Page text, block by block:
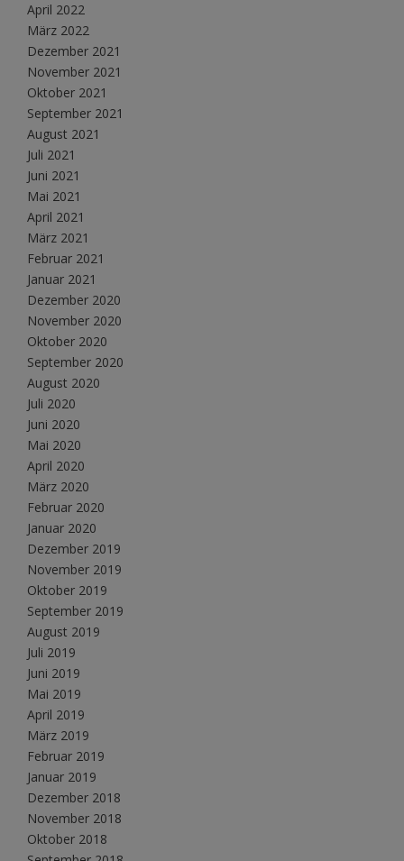
April 2022
März 2022
Dezember 2021
November 2021
Oktober 2021
September 2021
August 2021
Juli 2021
Juni 2021
Mai 2021
April 2021
März 2021
Februar 2021
Januar 2021
Dezember 2020
November 2020
Oktober 2020
September 2020
August 2020
Juli 2020
Juni 2020
Mai 2020
April 2020
März 2020
Februar 2020
Januar 2020
Dezember 2019
November 2019
Oktober 2019
September 2019
August 2019
Juli 2019
Juni 2019
Mai 2019
April 2019
März 2019
Februar 2019
Januar 2019
Dezember 2018
November 2018
Oktober 2018